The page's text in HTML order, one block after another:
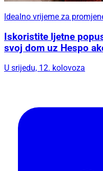
Idealno vrijeme za
Iskoristite ljetne
svoj dom uz Hespo
U srijedu, 12. kolovoza